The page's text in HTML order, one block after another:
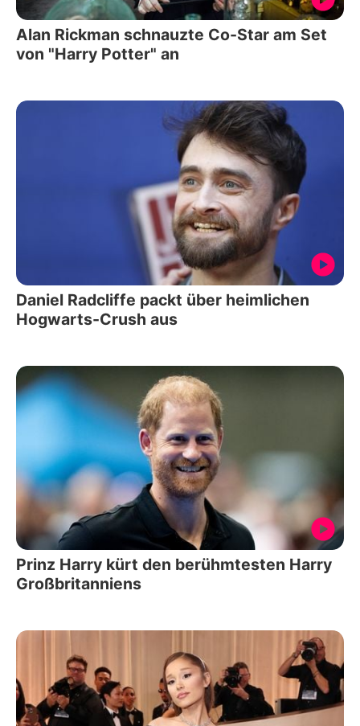
Alan Rickman schnauzte Co-Star am Set
von "Harry Potter" an
Daniel Radcliffe packt über heimlichen
Hogwarts-Crush aus
Prinz Harry kürt den berühmtesten Harry
Großbritanniens